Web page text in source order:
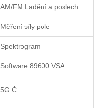
AM/FM Ladění a poslech
Měření síly pole
Spektrogram
Software 89600 VSA
5G Č